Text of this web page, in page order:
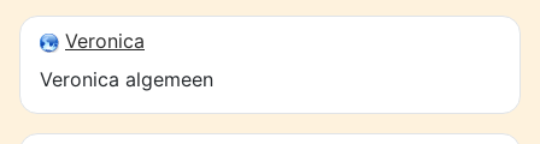
Veronica
Veronica algemeen